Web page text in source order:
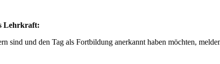
Lehrkraft:
sind und den Tag als Fortbildung anerkannt haben möchten,